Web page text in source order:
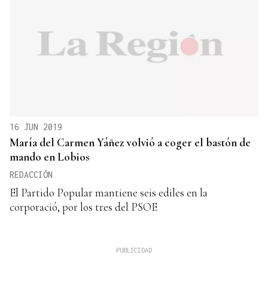
16 JUN 2019
María del Carmen Yáñez volvió a coger el bastón de
mando en Lobios
REDACCIÓN
El Partido Popular mantiene seis ediles en la
corporació, por los tres del PSOE